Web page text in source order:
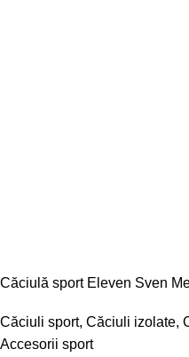
Căciulă sport Eleven Sven
Căciuli sport, Căciuli izolate,
Accesorii sport